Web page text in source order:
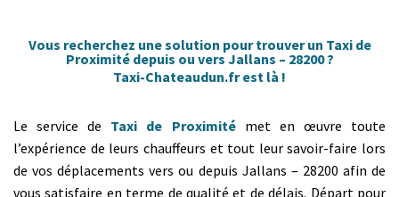
Vous recherchez une solution pour trouver un Taxi de
Proximité depuis ou vers Jallans – 28200 ?
Taxi-Chateaudun.fr est là !
Le service de Taxi de Proximitémet en œuvre toute
l’expérience de leurs chauffeurs et tout leur savoir-faire lors
de vos déplacements vers ou depuis Jallans – 28200 afin de
vous satisfaire en terme de qualité et de délais. Départ pour